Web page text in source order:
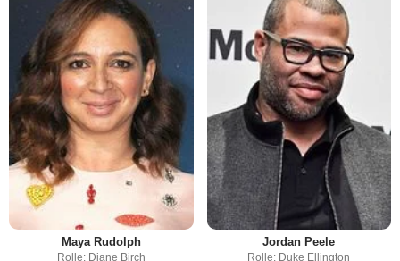
Maya Rudolph
Rolle: Diane Birch
Jordan Peele
Rolle: Duke Ellington